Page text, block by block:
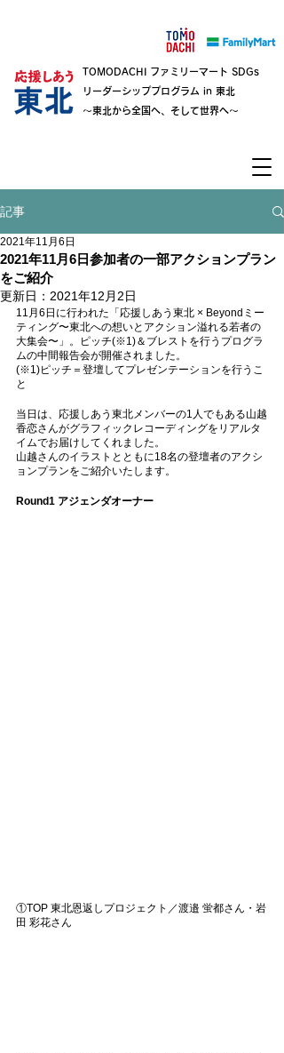
TOMODACHI ファミリーマート SDGs
リーダーシッププログラム in 東北
～東北から全国へ、そして世界へ～
記事
2021年11月6日参加者の一部アクションプラン
をご紹介
2021年11月6日
更新日： 2021年12月2日
11月6日に行われた「応援しあう東北 × Beyondミー
ティング〜東北への想いとアクション溢れる若者の
大集会〜」。ピッチ(※1)＆ブレストを行うプログラ
ムの中間報告会が開催されました。
(※1)ピッチ＝登壇してプレゼンテーションを行うこ
と
当日は、応援しあう東北メンバーの1人でもある山越
香恋さんがグラフィックレコーディングをリアルタ
イムでお届けしてくれました。
山越さんのイラストとともに18名の登壇者のアクシ
ョンプランをご紹介いたします。
Round1 アジェンダオーナー
①TOP 東北恩返しプロジェクト／渡邉 蛍都さん・岩
田 彩花さん